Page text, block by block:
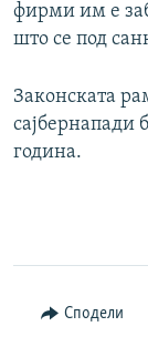
фирми им е
што се под
Законската
сајбернапади
година.
Сподели